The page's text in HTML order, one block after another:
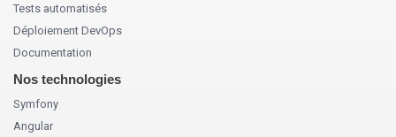
Tests automatisés
Déploiement DevOps
Documentation
Nos technologies
Symfony
Angular